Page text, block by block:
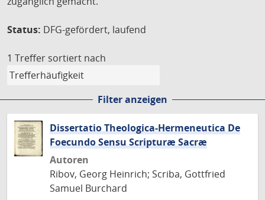
Status: DFG-gefördert, laufend
1 Treffer sortiert nach
Filter anzeigen
Dissertatio Theologica-Hermeneutica De
Foecundo Sensu Scripturæ Sacræ
Autoren
Ribov, Georg Heinrich; Scriba, Gottfried
Samuel Burchard